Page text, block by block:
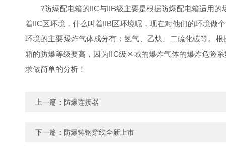
?防爆配电箱的IIC与IIB级主要是根据防爆配电箱适用
着IIC区环境，什么叫着IIB区环境呢，现在对他们的环境做
环境的主要爆炸气体成分有：氢气、乙炔、二硫化碳等。
箱的防爆等级要高，因为IIC级区域的爆炸气体的爆炸危险
求做简单的分析！
上一篇： 防爆连接器
下一篇： 防爆铸钢穿线全新上市